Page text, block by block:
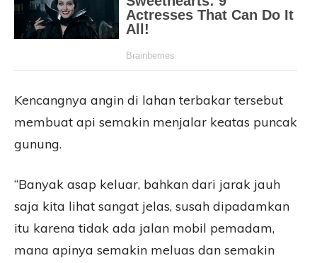
Kencangnya angin di lahan terbakar tersebut
membuat api semakin menjalar keatas puncak
gunung.
“Banyak asap keluar, bahkan dari jarak jauh
saja kita lihat sangat jelas, susah dipadamkan
itu karena tidak ada jalan mobil pemadam,
mana apinya semakin meluas dan semakin